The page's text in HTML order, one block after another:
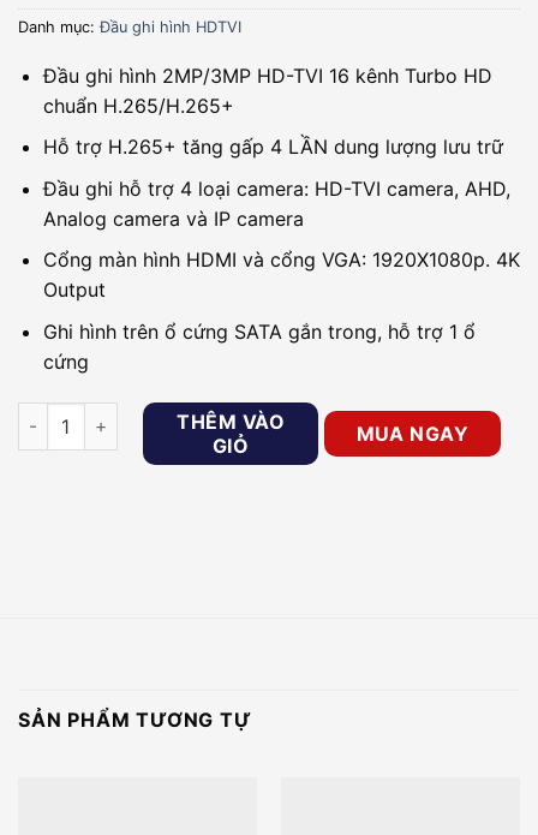
Danh mục:Đầu ghi hình HDTVI
Đầu ghi hình 2MP/3MP HD-TVI 16 kênh Turbo HD
chuẩn H.265/H.265+
Hỗ trợ H.265+ tăng gấp 4 LẦN dung lượng lưu trữ
Đầu ghi hỗ trợ 4 loại camera: HD-TVI camera, AHD,
Analog camera và IP camera
Cổng màn hình HDMI và cổng VGA: 1920X1080p. 4K
Output
Ghi hình trên ổ cứng SATA gắn trong, hỗ trợ 1 ổ
cứng
Đầu ghi 16 kênh HDTVI H.265+ Hikvision DS-7216HQHI-K1
THÊM VÀO
GIỎ
MUA NGAY
SẢN PHẨM TƯƠNG TỰ